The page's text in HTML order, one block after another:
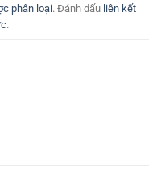
phân loại. Đánh dấu liên kết
.